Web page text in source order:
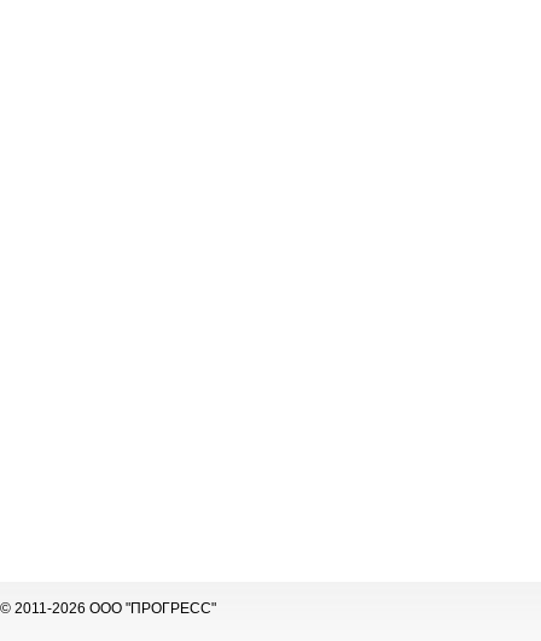
© 2011-2026 ООО "ПРОГРЕСС"